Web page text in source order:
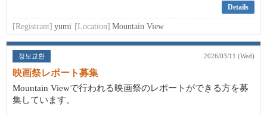
Details
[Registrant] yumi [Location] Mountain View
정보교환 2026/03/11 (Wed)
映画祭レポート募集
Mountain Viewで行われる映画祭のレポートができる方を募
集しています。